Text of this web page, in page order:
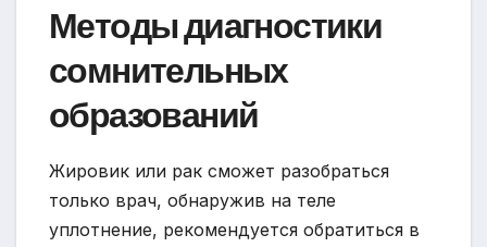
Методы диагностики
сомнительных
образований
Жировик или рак сможет разобраться
только врач, обнаружив на теле
уплотнение, рекомендуется обратиться в